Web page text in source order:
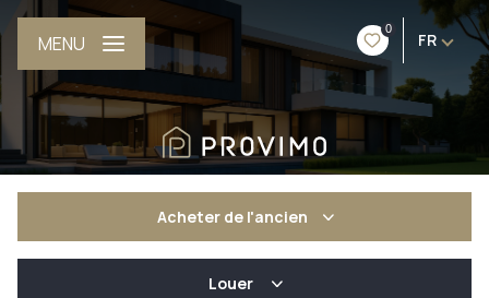
0
FR
MENU
Acheter de l'ancien
Louer